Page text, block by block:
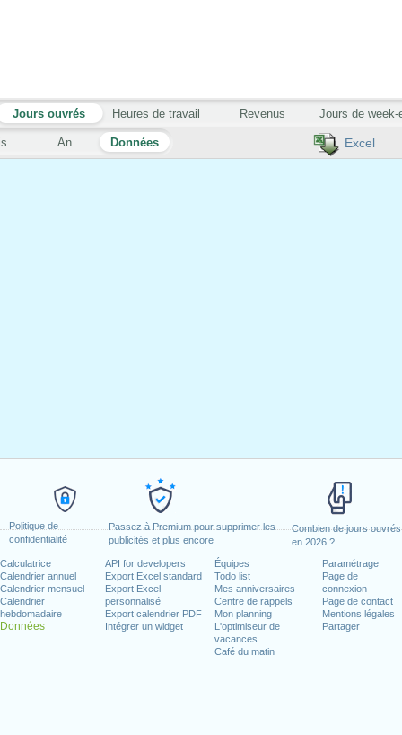
Politique de
confidentialité
Passez à Premium pour supprimer les
publicités et plus encore
Combien de jours ouvrés
en 2026 ?
Calculatrice
Calendrier annuel
Calendrier mensuel
Calendrier
hebdomadaire
Données
API for developers
Export Excel standard
Export Excel
personnalisé
Export calendrier PDF
Intégrer un widget
Équipes
Todo list
Mes anniversaires
Centre de rappels
Mon planning
L'optimiseur de
vacances
Café du matin
Paramétrage
Page de
connexion
Page de contact
Mentions légales
Partager
Excel
An Données
Jours ouvrés Heures de travail Revenus Jours de week-